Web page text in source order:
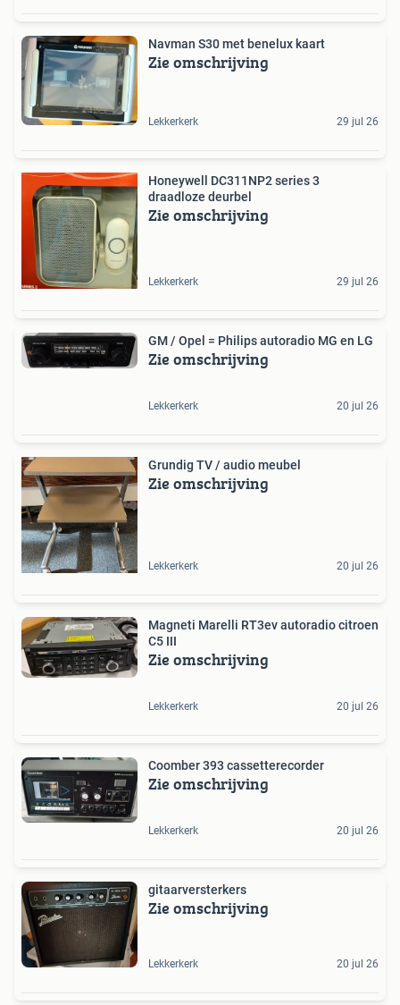
Navman S30 met benelux kaart
Zie omschrijving
Lekkerkerk 29 jul 26
Honeywell DC311NP2 series 3
draadloze deurbel
Zie omschrijving
Lekkerkerk 29 jul 26
GM / Opel = Philips autoradio MG en LG
Zie omschrijving
Lekkerkerk 20 jul 26
Grundig TV / audio meubel
Zie omschrijving
Lekkerkerk 20 jul 26
Magneti Marelli RT3ev autoradio citroen
C5 III
Zie omschrijving
Lekkerkerk 20 jul 26
Coomber 393 cassetterecorder
Zie omschrijving
Lekkerkerk 20 jul 26
gitaarversterkers
Zie omschrijving
Lekkerkerk 20 jul 26